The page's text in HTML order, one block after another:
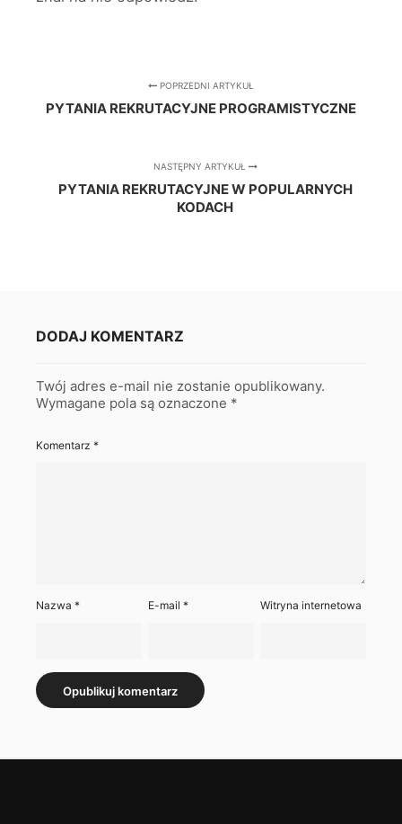
POPRZEDNI ARTYKUŁ
PYTANIA REKRUTACYJNE PROGRAMISTYCZNE
NASTĘPNY ARTYKUŁ
PYTANIA REKRUTACYJNE W POPULARNYCH
KODACH
DODAJ KOMENTARZ
Twój adres e-mail nie zostanie opublikowany.
Wymagane pola są oznaczone *
Komentarz *
Nazwa * E-mail* Witryna internetowa